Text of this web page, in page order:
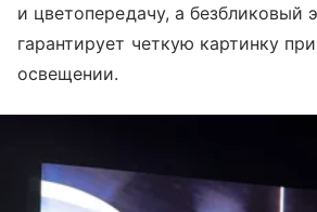
и цветопередачу, а безбликовый
гарантирует четкую картинку
освещении.